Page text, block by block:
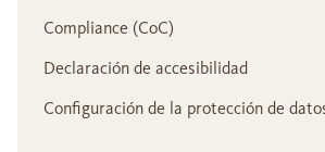
Compliance (CoC)
Declaración de accesibilidad
Configuración de la protección de